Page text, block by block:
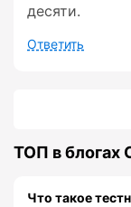
десяти.
Ответить
ТОП в блогах
Что такое